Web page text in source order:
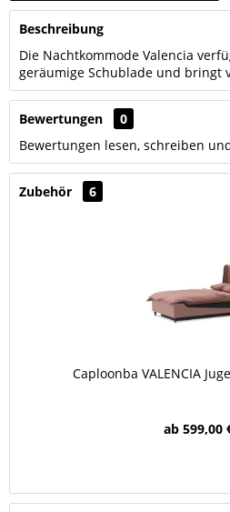
Beschreibung
Die Nachtkommode Valencia
geräumige Schublade und bringt
Bewertungen
0
Bewertungen lesen, schreiben
Zubehör 6
Caploonba VALENCIA
ab 599,00